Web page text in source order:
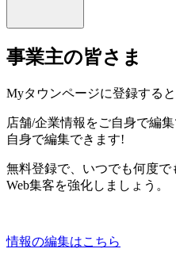
事業主の皆さま
Myタウンページに登録すると
店舗/企業情報をご自身で編
自身で編集できます!
無料登録で、いつでも何度で
Web集客を強化しましょう。
情報の編集はこちら